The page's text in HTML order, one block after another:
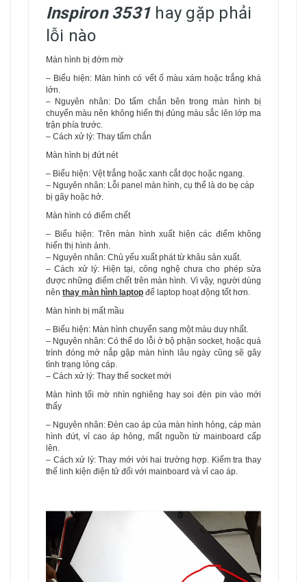
Inspiron 3531 hay gặp phải
lỗi nào
Màn hình bị đớm mờ
– Biểu hiện: Màn hình có vết ố màu xám hoặc trắng khá
lớn.
– Nguyên nhân: Do tấm chắn bên trong màn hình bị
chuyển màu nên không hiển thị đúng màu sắc lên lớp ma
trận phía trước.
– Cách xử lý: Thay tấm chắn
Màn hình bị đứt nét
– Biểu hiện: Vệt trắng hoặc xanh cắt dọc hoặc ngang.
– Nguyên nhân: Lỗi panel màn hình, cụ thể là do bẹ cáp
bị gãy hoặc hở.
Màn hình có điểm chết
– Biểu hiện: Trên màn hình xuất hiện các điểm không
hiển thị hình ảnh.
– Nguyên nhân: Chủ yếu xuất phát từ khâu sản xuất.
– Cách xử lý: Hiện tại, công nghệ chưa cho phép sửa
được những điểm chết trên màn hình. Vì vậy, người dùng
nên thay màn hình laptop để laptop hoạt động tốt hơn.
Màn hình bị mất mầu
– Biểu hiện: Màn hình chuyển sang một màu duy nhất.
– Nguyên nhân: Có thể do lỗi ở bộ phận socket, hoặc quá
trình đóng mở nắp gập màn hình lâu ngày cũng sẽ gây
tình trạng lỏng cáp.
– Cách xử lý: Thay thế socket mới
Màn hình tối mờ nhìn nghiêng hay soi đèn pin vào mới
thấy
– Nguyên nhân: Đèn cao áp của màn hình hỏng, cáp màn
hình đứt, vỉ cao áp hỏng, mất nguồn từ mainboard cấp
lên.
– Cách xử lý: Thay mới với hai trường hợp. Kiểm tra thay
thế linh kiện điện tử đối với mainboard và vỉ cao áp.